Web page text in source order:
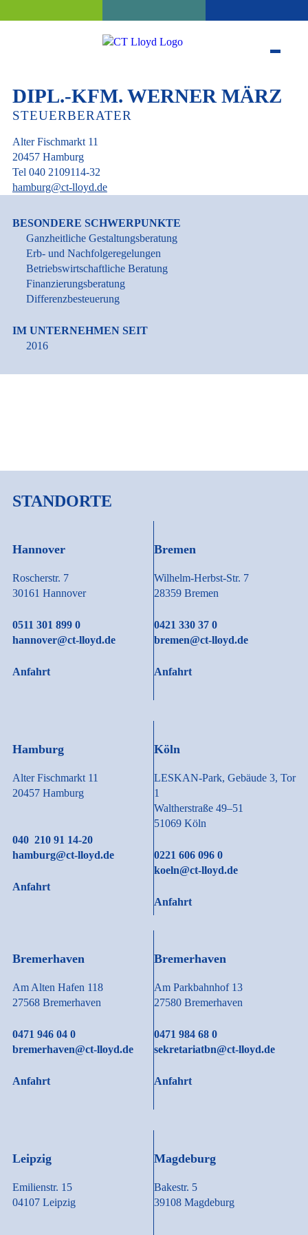
DIPL.-KFM. WERNER MÄRZ
STEUERBERATER
Alter Fischmarkt 11
20457 Hamburg
Tel 040 2109114-32
hamburg@ct-lloyd.de
BESONDERE SCHWERPUNKTE
Ganzheitliche Gestaltungsberatung
Erb- und Nachfolgeregelungen
Betriebswirtschaftliche Beratung
Finanzierungsberatung
Differenzbesteuerung
IM UNTERNEHMEN SEIT
2016
STANDORTE
Hannover
Roscherstr. 7
30161 Hannover
0511 301 899 0
hannover@ct-lloyd.de
Anfahrt
Hamburg
Alter Fischmarkt 11
20457 Hamburg
040 210 91 14-20
hamburg@ct-lloyd.de
Anfahrt
Bremen
Wilhelm-Herbst-Str. 7
28359 Bremen
0421 330 37 0
bremen@ct-lloyd.de
Anfahrt
Köln
LESKAN-Park, Gebäude 3, Tor
1
Waltherstraße 49–51
51069 Köln
0221 606 096 0
koeln@ct-lloyd.de
Anfahrt
Bremerhaven
Am Alten Hafen 118
27568 Bremerhaven
0471 946 04 0
bremerhaven@ct-lloyd.de
Anfahrt
Leipzig
Emilienstr. 15
04107 Leipzig
Bremerhaven
Am Parkbahnhof 13
27580 Bremerhaven
0471 984 68 0
sekretariatbn@ct-lloyd.de
Anfahrt
Magdeburg
Bakestr. 5
39108 Magdeburg